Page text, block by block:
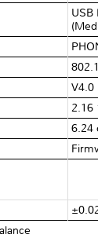
USB
V4.0
2.16
6.24